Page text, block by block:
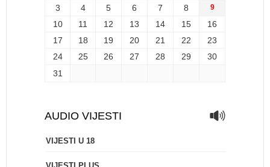
3
4 5 6 7 8 9
10 11 12 13 14 15
16
17
18 19 20 21 22
23
24
25 26 27 28 29
30
31
AUDIO VIJESTI
VIJESTI U 18